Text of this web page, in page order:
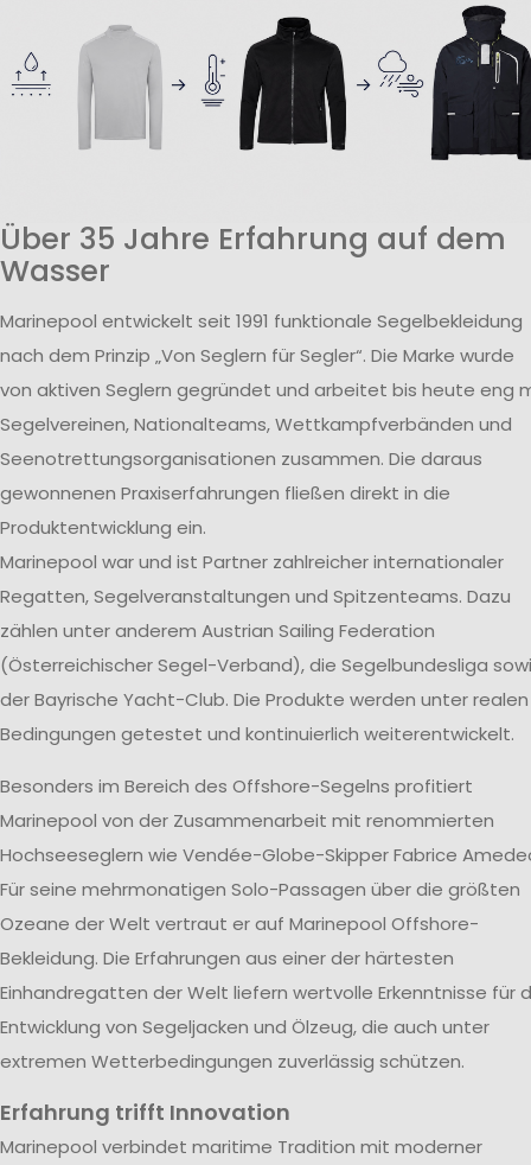
Über 35 Jahre Erfahrung auf dem
Wasser
Marinepool entwickelt seit 1991 funktionale Segelbekleidung
nach dem Prinzip „Von Seglern für Segler“. Die Marke wurde
von aktiven Seglern gegründet und arbeitet bis heute eng
Segelvereinen, Nationalteams, Wettkampfverbänden und
Seenotrettungsorganisationen zusammen. Die daraus
gewonnenen Praxiserfahrungen fließen direkt in die
Produktentwicklung ein.
Marinepool war und ist Partner zahlreicher internationaler
Regatten, Segelveranstaltungen und Spitzenteams. Dazu
zählen unter anderem Austrian Sailing Federation
(Österreichischer Segel-Verband), die Segelbundesliga
der Bayrische Yacht-Club. Die Produkte werden unter realen
Bedingungen getestet und kontinuierlich weiterentwickelt.
Besonders im Bereich des Offshore-Segelns profitiert
Marinepool von der Zusammenarbeit mit renommierten
Hochseeseglern wie Vendée-Globe-Skipper Fabrice
Für seine mehrmonatigen Solo-Passagen über die größten
Ozeane der Welt vertraut er auf Marinepool Offshore-
Bekleidung. Die Erfahrungen aus einer der härtesten
Einhandregatten der Welt liefern wertvolle Erkenntnisse für
Entwicklung von Segeljacken und Ölzeug, die auch unter
extremen Wetterbedingungen zuverlässig schützen.
Erfahrung trifft Innovation
Marinepool verbindet maritime Tradition mit moderner